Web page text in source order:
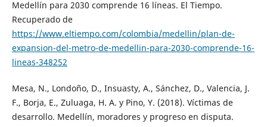
Medellín para 2030 comprende 16 líneas. El Tiempo.
Recuperado de
https://www.eltiempo.com/colombia/medellin/plan-de-
expansion-del-metro-de-medellin-para-2030-comprende-16-
lineas-348252
Mesa, N., Londoño, D., Insuasty, A., Sánchez, D., Valencia, J.
F., Borja, E., Zuluaga, H. A. y Pino, Y. (2018). Víctimas de
desarrollo. Medellín, moradores y progreso en disputa.